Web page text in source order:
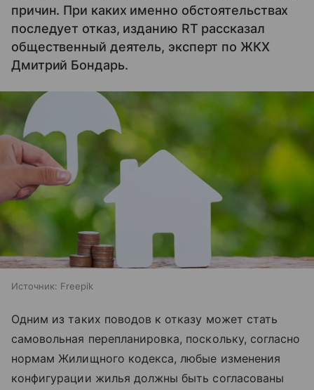
причин. При каких именно обстоятельствах
последует отказ, изданию RT рассказал
общественный деятель, эксперт по ЖКХ
Дмитрий Бондарь.
Источник: Freepik
Одним из таких поводов к отказу может стать
самовольная перепланировка, поскольку, согласно
нормам Жилищного кодекса, любые изменения
конфигурации жилья должны быть согласованы